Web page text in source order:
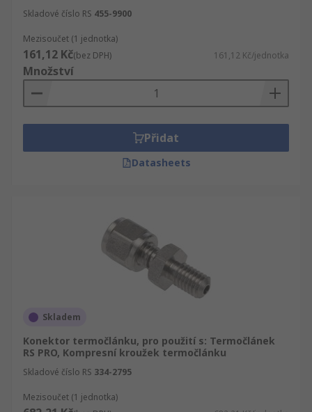
Skladové číslo RS 455-9900
Mezisoučet (1 jednotka)
161,12 Kč(bez DPH) 161,12 Kč/jednotka
Množství
Přidat
Datasheets
Skladem
Konektor termočlánku, pro použití s: Termočlánek
RS PRO, Kompresní kroužek termočlánku
Skladové číslo RS 334-2795
Mezisoučet (1 jednotka)